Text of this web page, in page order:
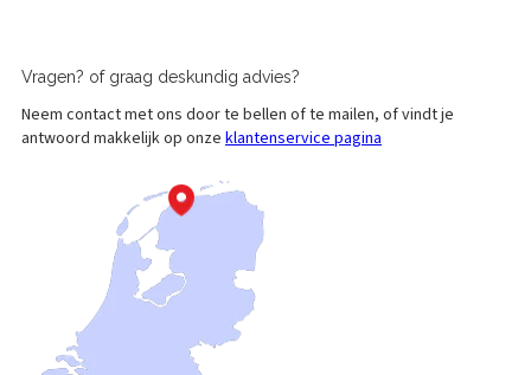
Vragen? of graag deskundig advies?
Neem contact met ons door te bellen of te mailen, of vindt je
antwoord makkelijk op onze klantenservice pagina